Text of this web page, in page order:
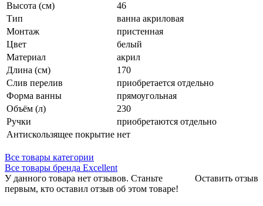
Высота (см)
46
Тип
ванна акриловая
Монтаж
пристенная
Цвет
белый
Материал
акрил
Длина (см)
170
Слив перелив
приобретается отдельно
Форма ванны
прямоугольная
Объём (л)
230
Ручки
приобретаются отдельно
Антискользящее покрытие нет
Все товары категории
Все товары бренда Excellent
Оставить отзыв
У данного товара нет отзывов. Станьте
первым, кто оставил отзыв об этом товаре!